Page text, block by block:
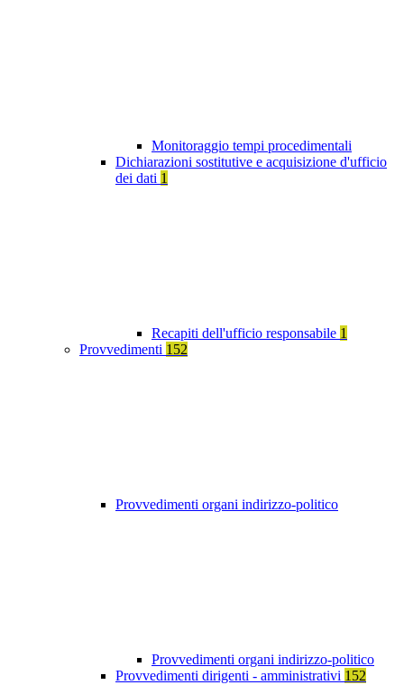
Monitoraggio tempi procedimentali
Dichiarazioni sostitutive e acquisizione d'ufficio
dei dati 1
Recapiti dell'ufficio responsabile 1
Provvedimenti 152
Provvedimenti organi indirizzo-politico
Provvedimenti organi indirizzo-politico
Provvedimenti dirigenti - amministrativi 152